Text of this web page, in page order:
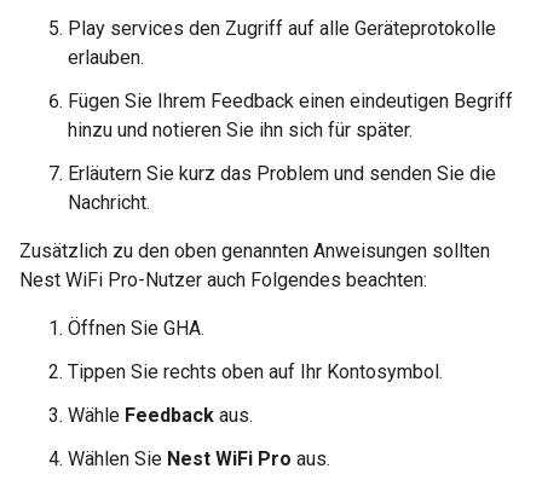
Play services den Zugriff auf alle Geräteprotokolle
erlauben.
Fügen Sie Ihrem Feedback einen eindeutigen Begriff
hinzu und notieren Sie ihn sich für später.
Erläutern Sie kurz das Problem und senden Sie die
Nachricht.
Zusätzlich zu den oben genannten Anweisungen sollten
Nest WiFi Pro-Nutzer auch Folgendes beachten:
Öffnen Sie GHA.
Tippen Sie rechts oben auf Ihr Kontosymbol.
Wähle Feedback aus.
Wählen Sie Nest WiFi Pro aus.